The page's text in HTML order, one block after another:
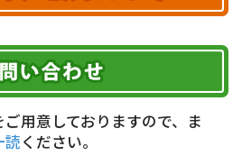
ヤマト運輸
け可能時間帯
14～16時
16～18時
19～21時 指定なし
引換(現金のみ)
満…330円(税込)
件）や、お客様にご負担い
す。
詳しくはこちら▶
用意しておりますので、ま
読ください。